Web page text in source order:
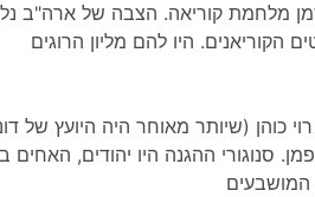
מלחמת קוריאה. הצבה של ארה"ב
כוהן (שיותר מאוחר היה היועץ של
סנוגורי ההגנה היו יהודים,